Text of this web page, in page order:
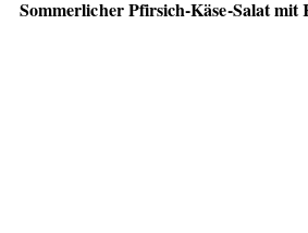
Sommerlicher Pfirsich-Käse-Salat mit